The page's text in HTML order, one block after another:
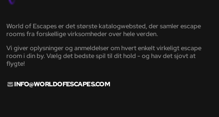
World of Escapes er det største katalogwebsted, der samler escape
rooms fra forskellige virksomheder over hele verden.
Vi giver oplysninger og anmeldelser om hvert enkelt virkeligt escape
room i din by. Vælg det bedste spil til dit hold - og hav det sjovt at
flygte!
INFO@WORLDOFESCAPES.COM